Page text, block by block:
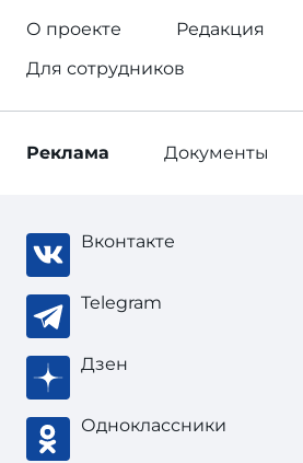
О проекте
Редакция
Для сотрудников
Реклама Документы
Вконтакте
Telegram
Дзен
Одноклассники